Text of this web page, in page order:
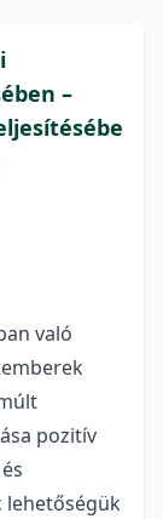
–
való
pozitív
lehetőségük